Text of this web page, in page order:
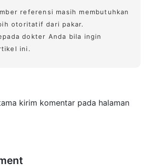
referensi masih membutuhkan
otoritatif dari pakar.
dokter Anda bila ingin
ini.
kirim komentar pada halaman